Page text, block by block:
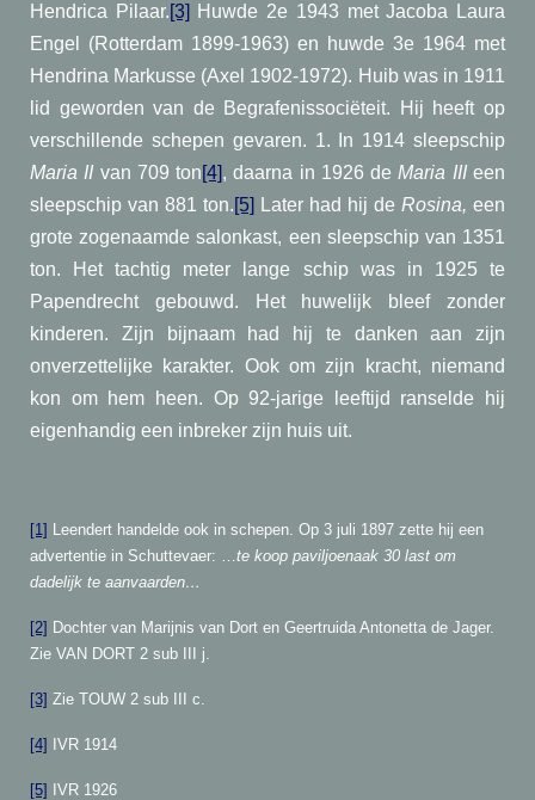
Hendrica Pilaar.[3]
Huwde 2e 1943 met Jacoba Laura
Engel (Rotterdam 1899-1963) en huwde 3e 1964 met
Hendrina Markusse (Axel 1902-1972). Huib was in 1911
lid geworden van de Begrafenissociëteit. Hij heeft op
verschillende schepen gevaren. 1. In 1914 sleepschip
Maria II van 709 ton[4], daarna in 1926 deMaria IIIeen
sleepschip van 881 ton.[5] Later had hij de Rosina, een
grote zogenaamde salonkast, een sleepschip van 1351
ton. Het tachtig meter lange schip was in 1925 te
Papendrecht gebouwd. Het huwelijk bleef zonder
kinderen. Zijn bijnaam had hij te danken aan zijn
onverzettelijke karakter. Ook om zijn kracht, niemand
kon om hem heen. Op 92-jarige leeftijd ranselde hij
eigenhandig een inbreker zijn huis uit.
[1] Leendert handelde ook in schepen. Op 3 juli 1897 zette hij een
advertentie in Schuttevaer: …te koop paviljoenaak 30 last om
dadelijk te aanvaarden…
[2] Dochter van Marijnis van Dort en Geertruida Antonetta de Jager.
Zie VAN DORT 2 sub III j.
[3] Zie TOUW 2 sub III c.
[4] IVR 1914
[5] IVR 1926